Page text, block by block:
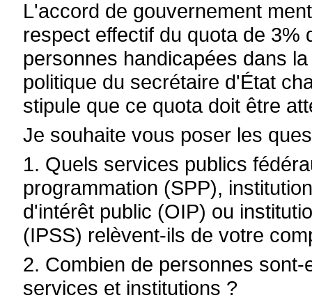
L'accord de gouvernement
respect effectif du quota de
personnes handicapées dans
politique du secrétaire d'État
stipule que ce quota doit être
Je souhaite vous poser les
1. Quels services publics
programmation (SPP),
d'intérêt public (OIP) ou
(IPSS) relèvent-ils de votre
2. Combien de personnes
services et institutions ?